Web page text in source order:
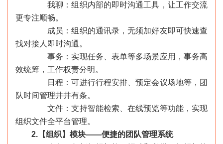
我聊：组织内部的即时沟通工具，让工作交流
更专注顺畅。
成员：组织的通讯录，无须加好友即可快速查
找对接人即时沟通。
事务：实现任务、表单等多场景应用，事务高
效统筹，工作权责分明。
日程：可进行行程安排、预定会议场地等，团
队时间管理井井有条。
文件：支持智能检索、在线预览等功能，实现
组织文件全平台管理。
2.【组织】模块——便捷的团队管理系统
»